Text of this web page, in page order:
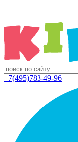
+7(495)783-49-96